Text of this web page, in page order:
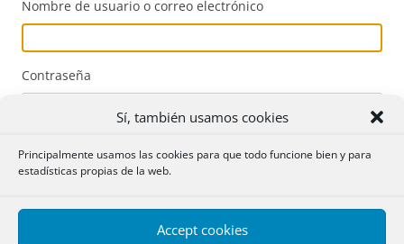
Sí, también usamos cookies
Principalmente usamos las cookies para que todo funcione bien y para
estadísticas propias de la web.
Accept cookies
Nombre de usuario o correo electrónico
Contraseña